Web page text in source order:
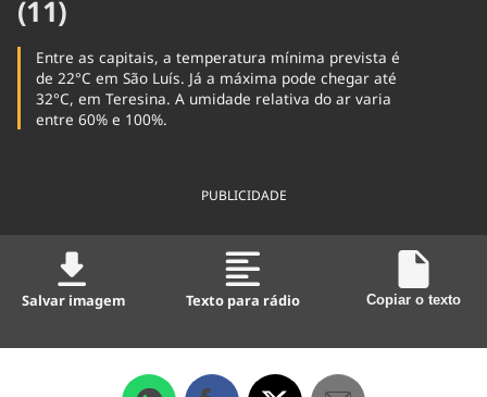
(11)
Entre as capitais, a temperatura mínima prevista é
de 22°C em São Luís. Já a máxima pode chegar até
32°C, em Teresina. A umidade relativa do ar varia
entre 60% e 100%.
PUBLICIDADE
Salvar imagem Texto para rádio Copiar o texto